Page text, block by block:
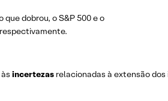
que dobrou, o S&P 500 e o
respectivamente.
incertezas relacionadas à extensão